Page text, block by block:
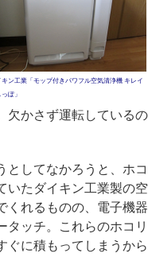
キン工業「モップ付きパワフル空気清浄機 キレイ
ぽ」
欠かさず運転しているの
してなかろうと、ホコ
いたダイキン工業製の空
くれるものの、電子機器
タッチ。これらのホコリ
ぐに積もってしまうから